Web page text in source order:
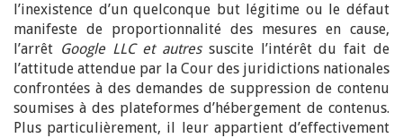
l’inexistence d’un quelconque but légitime ou le défaut
manifeste de proportionnalité des mesures en cause,
l’arrêt Google LLC et autressuscite l’intérêt du fait de
l’attitude attendue par la Cour des juridictions nationales
confrontées à des demandes de suppression de contenu
soumises à des plateformes d’hébergement de contenus.
Plus particulièrement, il leur appartient d’effectivement